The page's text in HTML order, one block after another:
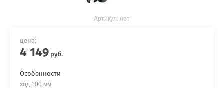
Артикул: нет
цена:
4 149 руб.
Особенности
ход 100 мм